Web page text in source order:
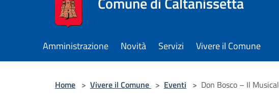
Amministrazione Novità Servizi Vivere il Comune
Home > Vivere il Comune > Eventi > Don Bosco – Il